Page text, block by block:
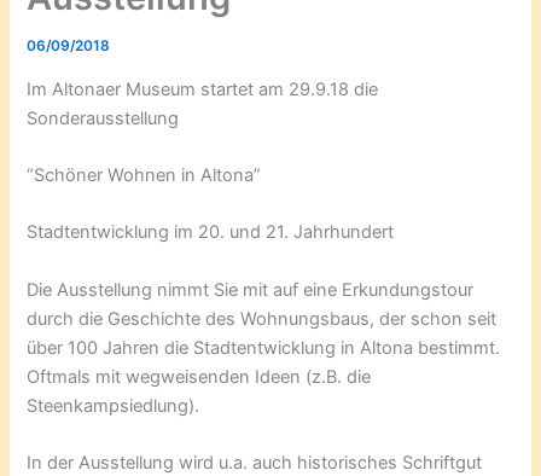
06/09/2018
Im Altonaer Museum startet am 29.9.18 die
Sonderausstellung
“Schöner Wohnen in Altona”
Stadtentwicklung im 20. und 21. Jahrhundert
Die Ausstellung nimmt Sie mit auf eine Erkundungstour
durch die Geschichte des Wohnungsbaus, der schon seit
über 100 Jahren die Stadtentwicklung in Altona bestimmt.
Oftmals mit wegweisenden Ideen (z.B. die
Steenkampsiedlung).
In der Ausstellung wird u.a. auch historisches Schriftgut